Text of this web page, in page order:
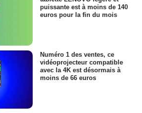
puissante est à moins de 140
euros pour la fin du mois
Numéro 1 des ventes, ce
vidéoprojecteur compatible
avec la 4K est désormais à
moins de 66 euros